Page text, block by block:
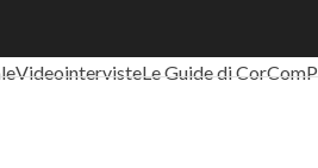
VideointervisteLe Guide di CorCom